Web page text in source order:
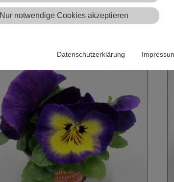
Nur notwendige Cookies akzeptieren
Datenschutzerklärung